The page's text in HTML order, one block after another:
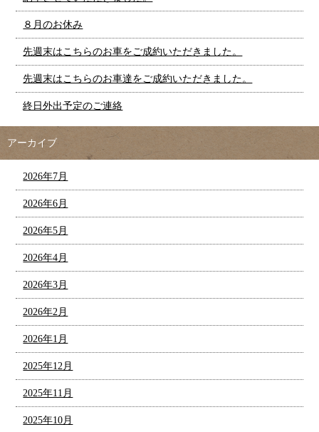
８月のお休み
先週末はこちらのお車をご成約いただきました。
先週末はこちらのお車達をご成約いただきました。
終日外出予定のご連絡
アーカイブ
2026年7月
2026年6月
2026年5月
2026年4月
2026年3月
2026年2月
2026年1月
2025年12月
2025年11月
2025年10月